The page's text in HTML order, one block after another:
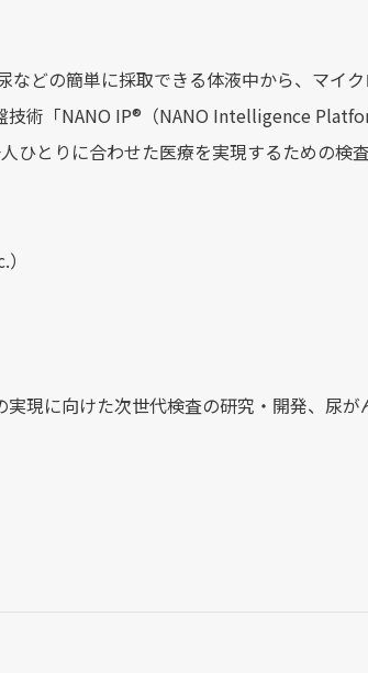
どの簡単に採取できる体液中から、マイク
術「NANO IP®︎（NANO Intelligence
ひとりに合わせた医療を実現するための検
現に向けた次世代検査の研究・開発、尿が